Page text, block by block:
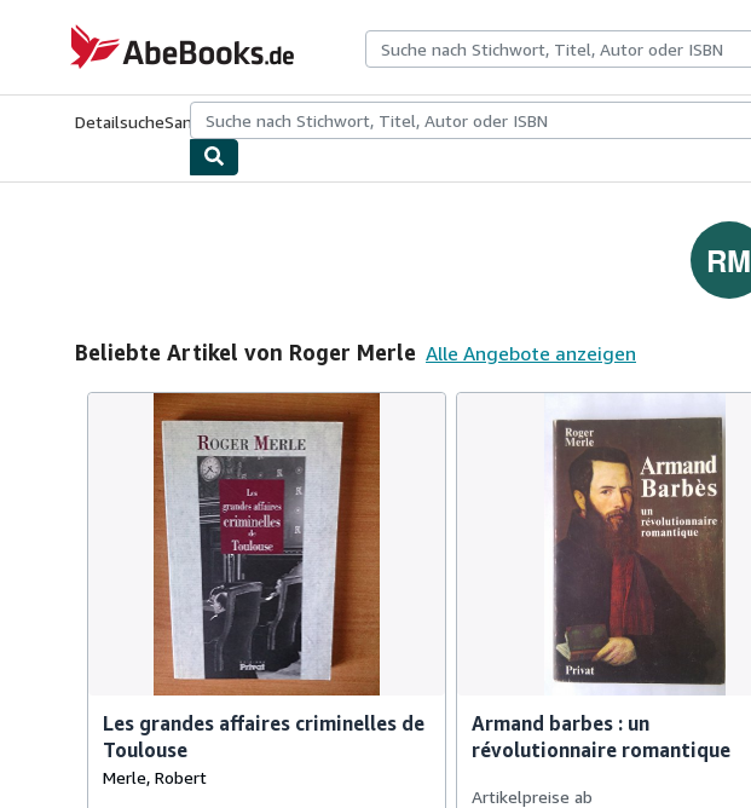
AbeBooks.de
DetailsucheSammlungenAntiquarische BücherKunst & Sammlerstücke
RM
Beliebte Artikel von Roger Merle Alle Angebote anzeigen
Les grandes affaires criminelles de
Toulouse
Merle, Robert
Armand barbes : un
révolutionnaire romantique
Artikelpreise ab